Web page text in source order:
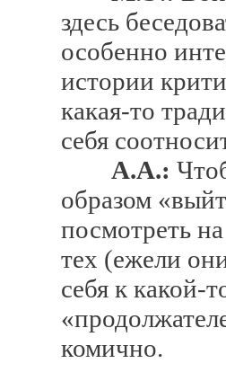
здесь
особенно
истории
какая-то
себя
А.А.:
образом
посмотреть
тех (ежели
себя к какой-
комично.